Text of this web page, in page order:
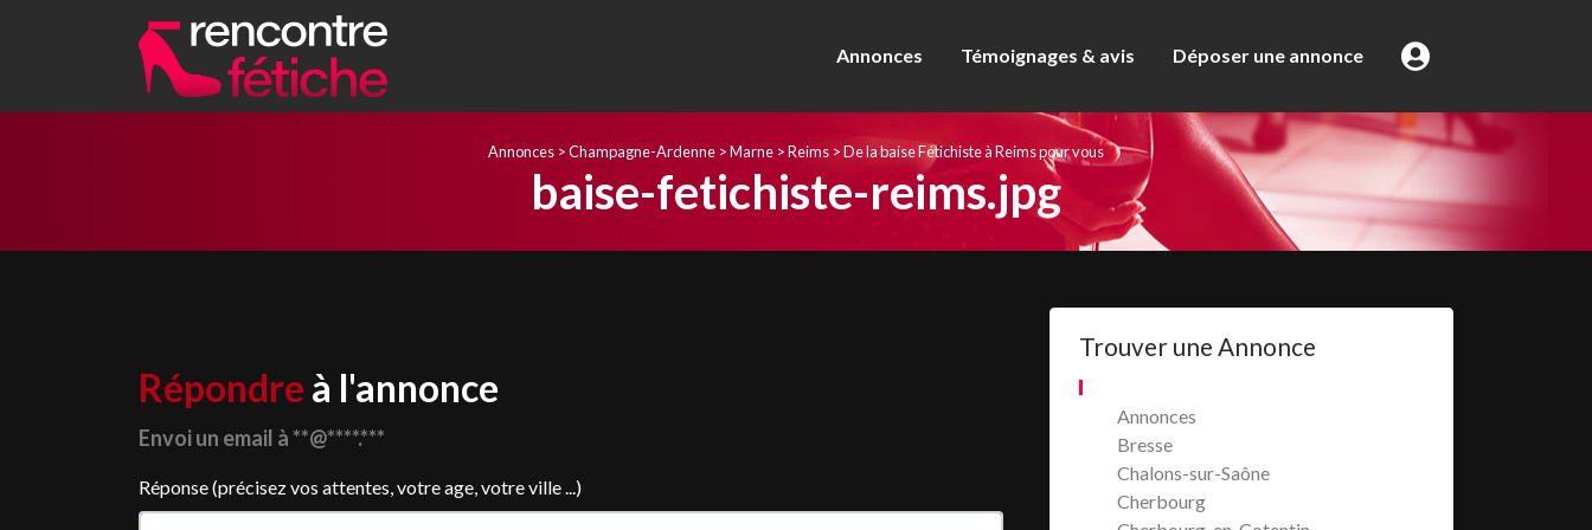
Annonces Témoignages & avis Déposer une annonce
Annonces >Champagne-Ardenne >Marne >Reims >De la baise Fétichiste à Reims pour vous
baise-fetichiste-reims.jpg
Répondre à l'annonce
Envoi un email à **@****.***
Réponse (précisez vos attentes, votre age, votre ville ...)
Trouver une Annonce
Annonces
Bresse
Chalons-sur-Saône
Cherbourg